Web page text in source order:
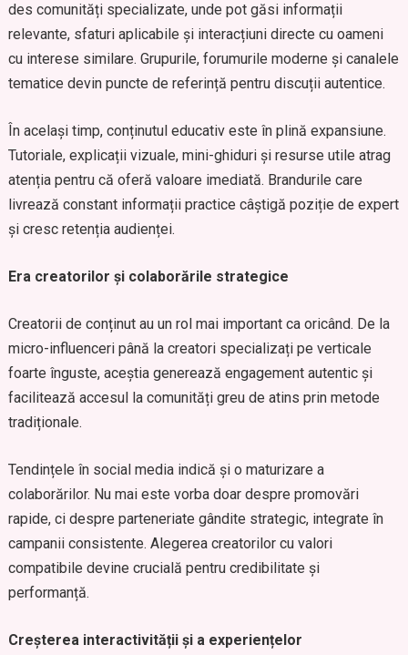
des comunități specializate, unde pot găsi informații
relevante, sfaturi aplicabile și interacțiuni directe cu oameni
cu interese similare. Grupurile, forumurile moderne și canalele
tematice devin puncte de referință pentru discuții autentice.
În același timp, conținutul educativ este în plină expansiune.
Tutoriale, explicații vizuale, mini-ghiduri și resurse utile atrag
atenția pentru că oferă valoare imediată. Brandurile care
livrează constant informații practice câștigă poziție de expert
și cresc retenția audienței.
Era creatorilor și colaborările strategice
Creatorii de conținut au un rol mai important ca oricând. De la
micro-influenceri până la creatori specializați pe verticale
foarte înguste, aceștia generează engagement autentic și
facilitează accesul la comunități greu de atins prin metode
tradiționale.
Tendințele în social media indică și o maturizare a
colaborărilor. Nu mai este vorba doar despre promovări
rapide, ci despre parteneriate gândite strategic, integrate în
campanii consistente. Alegerea creatorilor cu valori
compatibile devine crucială pentru credibilitate și
performanță.
Creșterea interactivității și a experiențelor